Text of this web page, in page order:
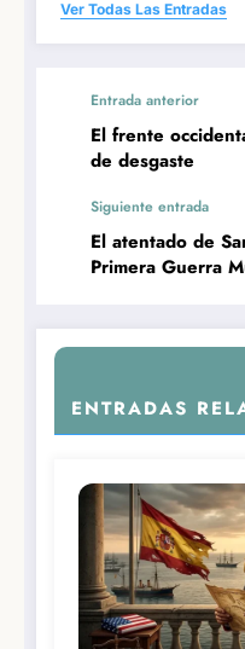
Ver Todas Las Entradas
Entrada anterior
El frente
de desgaste
Siguiente entrada
El atentado de
Primera Guerra
ENTRADAS